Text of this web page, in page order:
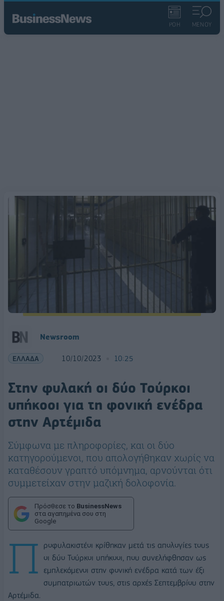
ΡΟΗ ΜΕΝΟΥ
Newsroom
ΕΛΛΑΔΑ 10/10/2023 10:25
Στην φυλακή οι δύο Τούρκοι
υπήκοοι για τη φονική ενέδρα
στην Αρτέμιδα
Σύμφωνα με πληροφορίες, και οι δύο
κατηγορούμενοι, που απολογήθηκαν χωρίς να
καταθέσουν γραπτό υπόμνημα, αρνούνται ότι
συμμετείχαν στην μαζική δολοφονία.
Πρόσθεσε το BusinessNews
στα αγαπημένα σου στη
Google
Π
ροφυλακιστέοι κρίθηκαν μετά τις απολογίες τους
οι δύο Τούρκοι υπήκοοι, που συνελήφθησαν ως
εμπλεκόμενοι στην φονική ενέδρα κατά των έξι
συμπατριωτών τους, στις αρχές Σεπτεμβρίου στην
Αρτέμιδα.